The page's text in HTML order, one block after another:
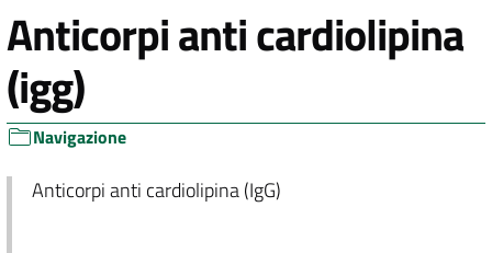
Anticorpi anti cardiolipina
(igg)
Navigazione
Anticorpi anti cardiolipina (IgG)